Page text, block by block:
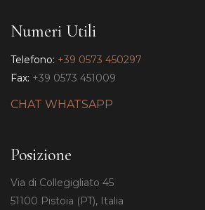
Numeri Utili
Telefono: +39 0573 450297
Fax: +39 0573 451009
CHAT WHATSAPP
Posizione
Via di Collegigliato 45
51100 Pistoia (PT), Italia